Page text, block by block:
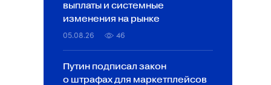
выплаты и системные
изменения на рынке
05.08.26 46
Путин подписал закон
о штрафах для маркетплейсов